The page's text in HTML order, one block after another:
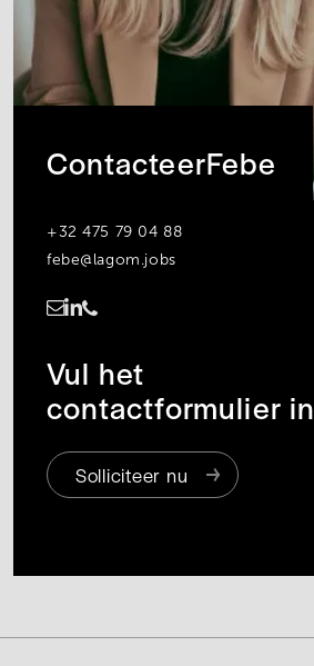
ContacteerFebe
+32 475 79 04 88
febe@lagom.jobs
Vul het
contactformulier in
Solliciteer nu